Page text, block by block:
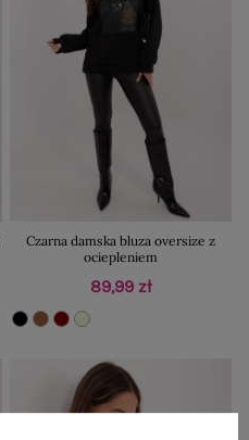
Czarna damska bluza oversize z
ociepleniem
89,99 zł